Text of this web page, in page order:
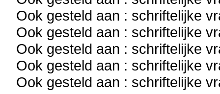
Ook gesteld aan : schriftelijke
Ook gesteld aan : schriftelijke
Ook gesteld aan : schriftelijke
Ook gesteld aan : schriftelijke
Ook gesteld aan : schriftelijke